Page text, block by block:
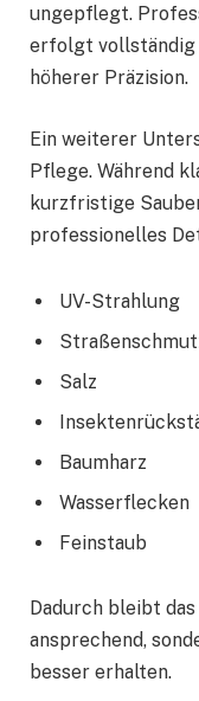
ungepflegt.
erfolgt vollständig
höherer Präzision.
Ein weiterer
Pflege. Während
kurzfristige
professionelles
UV-Strahlung
Salz
Baumharz
Wasserflecken
Feinstaub
Dadurch bleibt
ansprechend,
besser erhalten.